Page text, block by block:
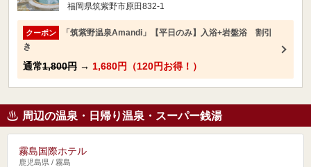
福岡県筑紫野市原田832-1
クーポン
「筑紫野温泉Amandi」【平日のみ】入浴+岩盤浴 割引
き
通常1,800円 → 1,680円（120円お得！）
周辺の温泉・日帰り温泉・スーパー銭湯
霧島国際ホテル
鹿児島県 / 霧島